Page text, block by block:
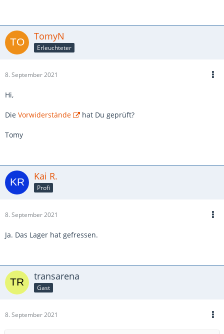
TomyN
Erleuchteter
8. September 2021
Hi,
Die Vorwiderstände hat Du geprüft?
Tomy
Kai R.
Profi
8. September 2021
Ja. Das Lager hat gefressen.
transarena
Gast
8. September 2021